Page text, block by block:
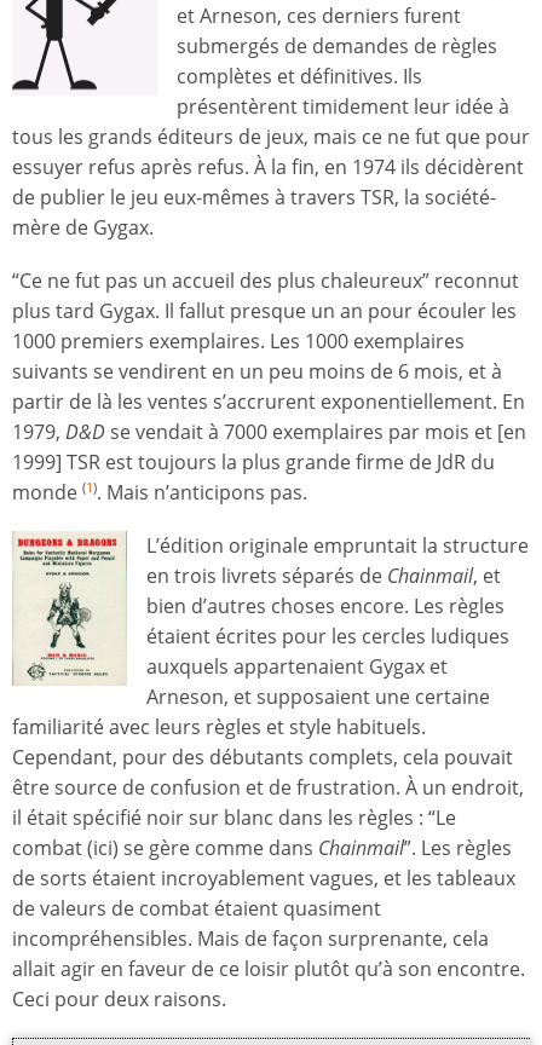
et Arneson, ces derniers furent
submergés de demandes de règles
complètes et définitives. Ils
présentèrent timidement leur idée à
tous les grands éditeurs de jeux, mais ce ne fut que pour
essuyer refus après refus. À la fin, en 1974 ils décidèrent
de publier le jeu eux-mêmes à travers TSR, la société-
mère de Gygax.
“Ce ne fut pas un accueil des plus chaleureux” reconnut
plus tard Gygax. Il fallut presque un an pour écouler les
1000 premiers exemplaires. Les 1000 exemplaires
suivants se vendirent en un peu moins de 6 mois, et à
partir de là les ventes s’accrurent exponentiellement. En
1979, D&Dse vendait à 7000 exemplaires par mois et [en
1999] TSR est toujours la plus grande firme de JdR du
monde (1). Mais n’anticipons pas.
L’édition originale empruntait la structure
en trois livrets séparés de Chainmail, et
bien d’autres choses encore. Les règles
étaient écrites pour les cercles ludiques
auxquels appartenaient Gygax et
Arneson, et supposaient une certaine
familiarité avec leurs règles et style habituels.
Cependant, pour des débutants complets, cela pouvait
être source de confusion et de frustration. À un endroit,
il était spécifié noir sur blanc dans les règles : “Le
combat (ici) se gère comme dans Chainmail”. Les règles
de sorts étaient incroyablement vagues, et les tableaux
de valeurs de combat étaient quasiment
incompréhensibles. Mais de façon surprenante, cela
allait agir en faveur de ce loisir plutôt qu’à son encontre.
Ceci pour deux raisons.